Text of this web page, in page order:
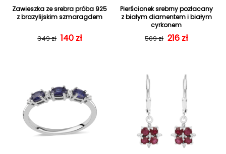
Zawieszka ze srebra próba 925
z brazylijskim szmaragdem
Cena regularna
349 zł Cena sprzedaży
140 zł
Pierścionek srebrny pozłacany
z białym diamentem i białym
cyrkonem
Cena
509 zł Cena
216 zł